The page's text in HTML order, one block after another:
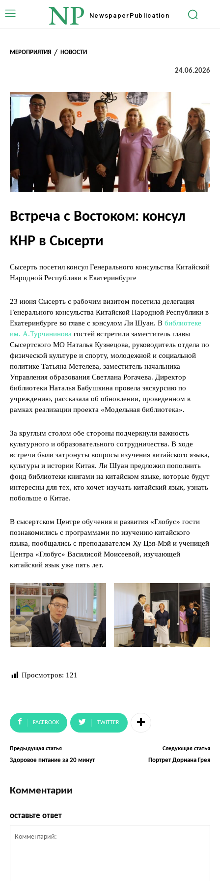
NP Newspaper Publication
МЕРОПРИЯТИЯ НОВОСТИ
24.06.2026
Встреча с Востоком: консул
КНР в Сысерти
Сысерть посетил консул Генерального консульства Китайской
Народной Республики в Екатеринбурге
23 июня Сысерть с рабочим визитом посетила делегация
Генерального консульства Китайской Народной Республики в
Екатеринбурге во главе с консулом Ли Шуан. В библиотеке
им. А.Турчанинова гостей встретили заместитель главы
Сысертского МО Наталья Кузнецова, руководитель отдела по
физической культуре и спорту, молодежной и социальной
политике Татьяна Метелева, заместитель начальника
Управления образования Светлана Рогачева. Директор
библиотеки Наталья Бабушкина провела экскурсию по
учреждению, рассказала об обновлении, проведенном в
рамках реализации проекта «Модельная библиотека».
За круглым столом обе стороны подчеркнули важность
культурного и образовательного сотрудничества. В ходе
встречи были затронуты вопросы изучения китайского языка,
культуры и истории Китая. Ли Шуан предложил пополнить
фонд библиотеки книгами на китайском языке, которые будут
интересны для тех, кто хочет изучать китайский язык, узнать
побольше о Китае.
В сысертском Центре обучения и развития «Глобус» гости
познакомились с программами по изучению китайского
языка, пообщались с преподавателем Ху Цзя-Мэй и ученицей
Центра «Глобус» Василисой Моисеевой, изучающей
китайский язык уже пять лет.
Просмотров: 121
FACEBOOK TWITTER
Предыдущая статья
Здоровое питание за 20 минут
Следующая статья
Портрет Дориана Грея
Комментарии
оставьте ответ